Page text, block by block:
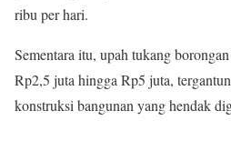
ribu per hari.
Sementara itu, upah tukang
Rp2,5 juta hingga Rp5 juta,
konstruksi bangunan yang hendak